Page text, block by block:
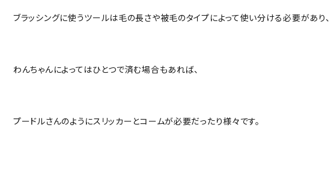
ブラッシングに使うツールは毛の長さや被毛のタイプによって使い分ける必要があり、
わんちゃんによってはひとつで済む場合もあれば、
プードルさんのようにスリッカーとコームが必要だったり様々です。